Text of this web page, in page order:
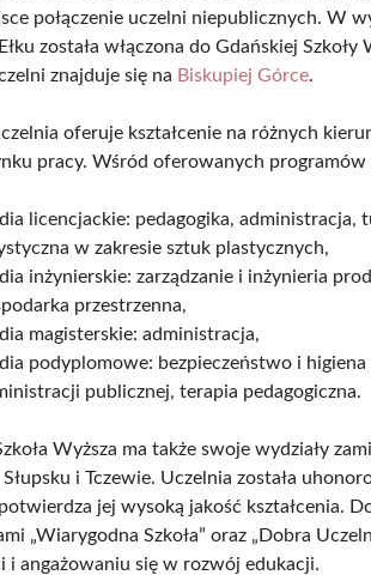
połączenie uczelni niepublicznych. W
została włączona do Gdańskiej
znajduje się na Biskupiej Górce.
oferuje kształcenie na różnych
pracy. Wśród oferowanych programów
licencjackie: pedagogika, administracja,
w zakresie sztuk plastycznych,
inżynierskie: zarządzanie i inżynieria
przestrzenna,
magisterskie: administracja,
podyplomowe: bezpieczeństwo i higiena
publicznej, terapia pedagogiczna.
Wyższa ma także swoje wydziały
i Tczewie. Uczelnia została
jej wysoką jakość kształcenia.
„Wiarygodna Szkoła” oraz „Dobra
i angażowaniu się w rozwój edukacji.